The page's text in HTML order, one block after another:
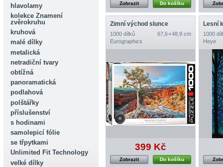
hlavolamy
kolekce Znamení
zvěrokruhu
kruhová
malé dílky
metalická
netradiční tvary
obtížná
panoramatická
podlahová
polštářky
příslušenství
s hodinami
samolepicí fólie
se třpytkami
Unlimited Fit Technology
velké dílky
Do košíku
Zobrazit
Zimní východ slunce
1000 dílků
67,6 × 48,9 cm
Eurographics
399 Kč
Do košíku
Zobrazit
Lesní
1000
Heye